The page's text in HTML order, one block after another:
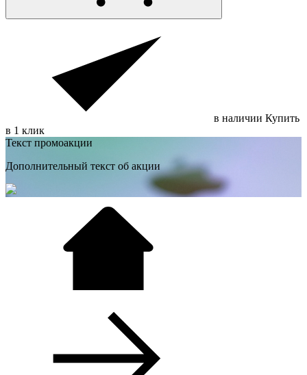
в наличии Купить
в 1 клик
Текст промоакции
Дополнительный текст об акции